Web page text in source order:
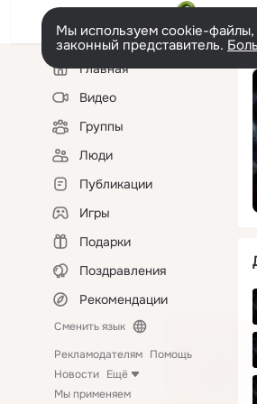
Мы используем cookie-файлы,
законный представитель.
Левая
колонкаГлавная
Видео
Группы
Люди
Публикации
Игры
Подарки
Поздравления
Рекомендации
Сменить язык
Рекламодателям Помощь
Новости Ещё
Мы применяем